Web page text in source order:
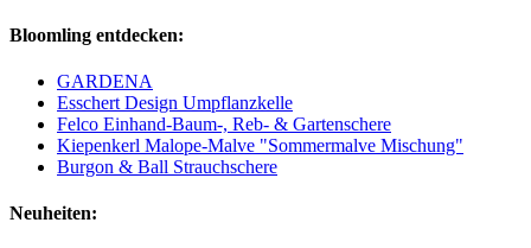
Bloomling entdecken:
GARDENA
Esschert Design Umpflanzkelle
Felco Einhand-Baum-, Reb- & Gartenschere
Kiepenkerl Malope-Malve "Sommermalve Mischung"
Burgon & Ball Strauchschere
Neuheiten: